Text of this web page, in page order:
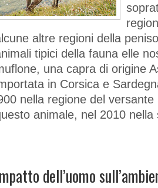
altre regioni della
tipici della fauna elle
una capra di origine
in Corsica e
nella regione del
animale, nel 2010 nella
dell’uomo